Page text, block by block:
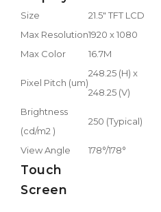
Size 21.5" TFT LCD
Max Resolution1920 x 1080
Max Color
16.7M
Pixel Pitch (um)
248.25 (H) x
248.25 (V)
Brightness
(cd/m2 )
250 (Typical)
View Angle 178°/178°
Touch
Screen